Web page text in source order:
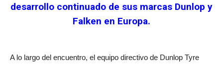
desarrollo continuado de sus marcas Dunlop y
Falken en Europa.
A lo largo del encuentro, el equipo directivo de Dunlop Tyre